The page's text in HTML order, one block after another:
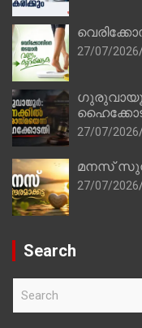
27/07/2026
27/07/2026
മനസ്
27/07/2026
Search